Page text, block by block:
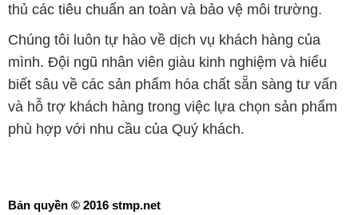
thủ các tiêu chuẩn an toàn và bảo vệ môi trường.
Chúng tôi luôn tự hào về dịch vụ khách hàng của
mình. Đội ngũ nhân viên giàu kinh nghiệm và hiểu
biết sâu về các sản phẩm hóa chất sẵn sàng tư vấn
và hỗ trợ khách hàng trong việc lựa chọn sản phẩm
phù hợp với nhu cầu của Quý khách.
Bản quyền © 2016 stmp.net